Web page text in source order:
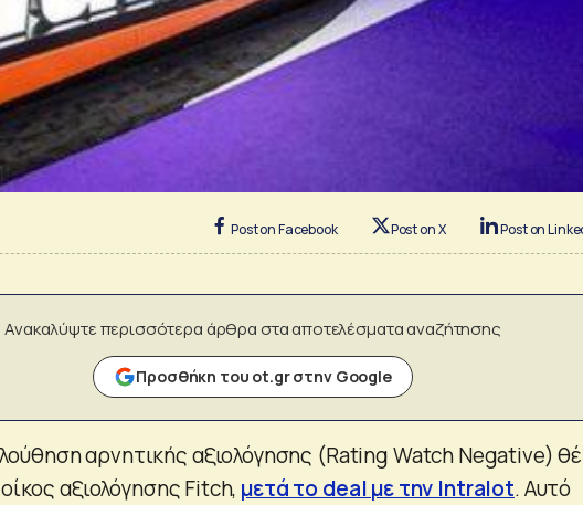
Post on Facebook Post on X Post on
Ανακαλύψτε περισσότερα άρθρα στα αποτελέσματα αναζήτησης
Προσθήκη του ot.gr στην Google
αρνητικής αξιολόγησης (Rating Watch Negative)
αξιολόγησης Fitch, μετά το deal με την Intralot. Αυτό